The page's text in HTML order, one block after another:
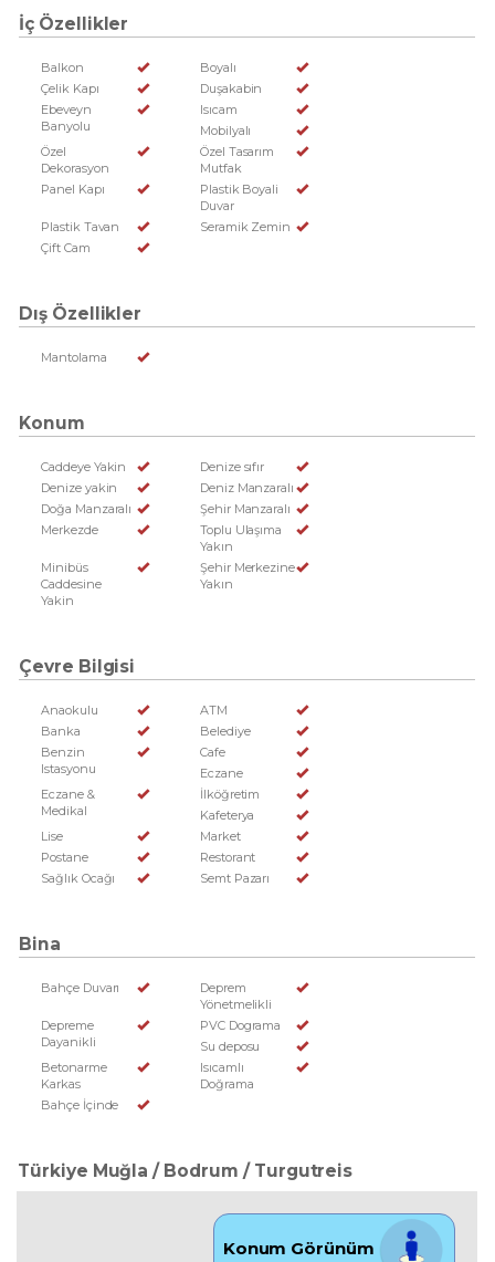
İç Özellikler
Balkon
Boyalı
Çelik Kapı
Duşakabin
Ebeveyn
Banyolu
Isıcam
Mobilyalı
Özel
Dekorasyon
Özel Tasarım
Mutfak
Panel Kapı
Plastik Boyali
Duvar
Plastik Tavan
Seramik Zemin
Çift Cam
Dış Özellikler
Mantolama
Konum
Caddeye Yakin
Denize sıfır
Denize yakin
Deniz Manzaralı
Doğa Manzaralı
Şehir Manzaralı
Merkezde
Toplu Ulaşıma
Yakın
Minibüs
Caddesine
Yakin
Şehir Merkezine
Yakın
Çevre Bilgisi
Anaokulu
ATM
Banka
Belediye
Benzin
Istasyonu
Cafe
Eczane
Eczane &
Medikal
İlköğretim
Kafeterya
Lise
Market
Postane
Restorant
Sağlık Ocağı
Semt Pazarı
Bina
Bahçe Duvarı
Deprem
Yönetmelikli
Depreme
Dayanikli
PVC Dograma
Su deposu
Betonarme
Karkas
Isıcamlı
Doğrama
Bahçe İçinde
Türkiye Muğla / Bodrum / Turgutreis
Konum Görünüm